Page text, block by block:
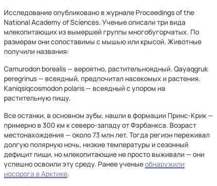
Исследование опубликовано в журнале Proceedings of the
National Academy of Sciences. Ученые описали три вида
млекопитающих из вымершей группы многобугорчатых. По
размерам они сопоставимы с мышью или крысой. Животные
получили названия:
Camurodon borealis — вероятно, растительноядный. Qayaqgruk
peregrinus — всеядный, предпочитал насекомых и растения.
Kaniqsiqcosmodon polaris — всеядный с упором на
растительную пищу.
Все останки, в основном зубы, нашли в формации Принс-Крик —
примерно в 300 км к северо-западу от Фэрбанкса. Возраст
местонахождения — около 73 млн лет. Тогда регион переживал
долгую полярную ночь, низкие температуры и сезонный
дефицит пищи, но млекопитающие не просто выживали — они
успешно освоили эту среду. Ранее ученыеобнаружили
носорога в Арктике.